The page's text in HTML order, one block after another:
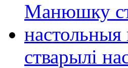
стварылі